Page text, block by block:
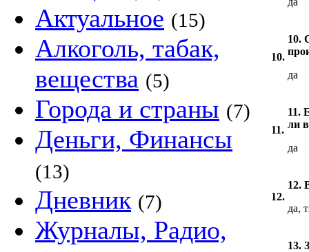
Актуальное (15)
Алкоголь, табак,
вещества (5)
Города и страны (7)
Деньги, Финансы
(13)
Дневник (7)
Журналы, Радио,
10.
10.
да
11.
11.
ли
да
12.
12.
да,
13.